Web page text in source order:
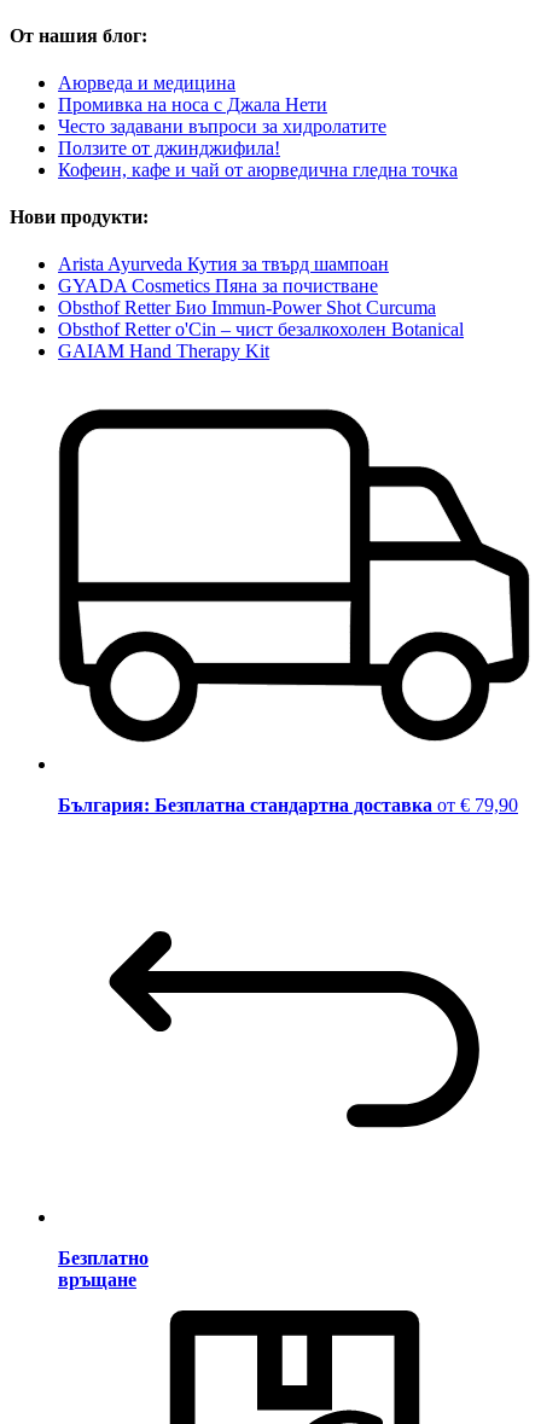
От нашия блог:
Аюрведа и медицина
Промивка на носа с Джала Нети
Често задавани въпроси за хидролатите
Ползите от джинджифила!
Кофеин, кафе и чай от аюрведична гледна точка
Нови продукти:
Arista Ayurveda Кутия за твърд шампоан
GYADA Cosmetics Пяна за почистване
Obsthof Retter Био Immun-Power Shot Curcuma
Obsthof Retter o'Cin – чист безалкохолен Botanical
GAIAM Hand Therapy Kit
България: Безплатна стандартна доставка от € 79,90
Безплатно
връщане